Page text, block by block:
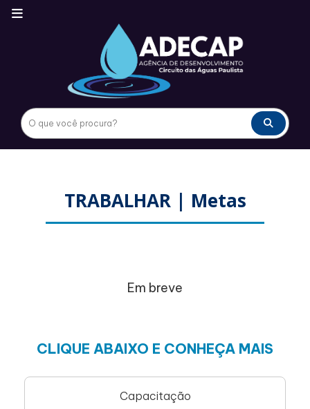
TRABALHAR | Metas
Em breve
CLIQUE ABAIXO E CONHEÇA MAIS
Capacitação